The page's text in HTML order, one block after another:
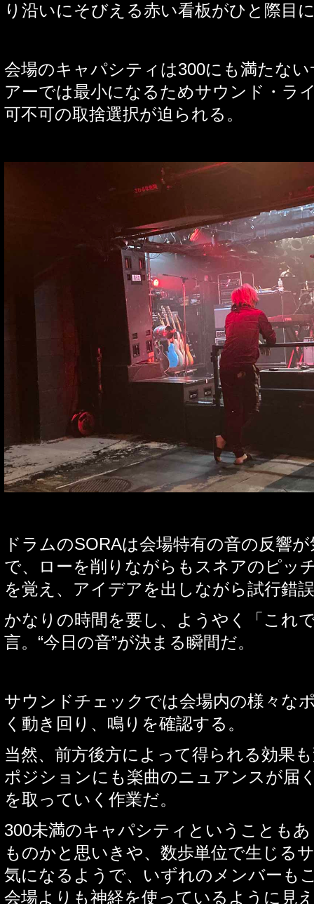
り沿いにそびえる赤い看板がひと際目
会場のキャパシティは300にも満たな
アーでは最小になるためサウンド・ラ
可不可の取捨選択が迫られる。
ドラムのSORAは会場特有の音の反響
で、ローを削りながらもスネアのピッ
を覚え、アイデアを出しながら試行錯
かなりの時間を要し、ようやく「これ
言。 “今日の音”が決まる瞬間だ。
サウンドチェックでは会場内の様々な
く動き回り、鳴りを確認する。
当然、前方後方によって得られる効果
ポジションにも楽曲のニュアンスが届
を取っていく作業だ。
300未満のキャパシティということも
ものかと思いきや、数歩単位で生じる
気になるようで、いずれのメンバーも
会場よりも神経を使っているように見